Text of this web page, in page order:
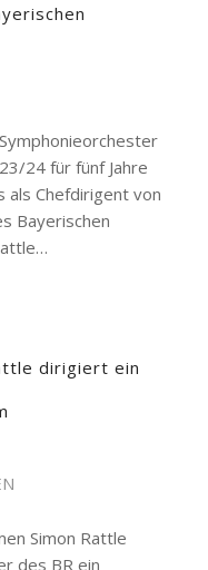
24 für fünf Jahre
als Chefdirigent von
Bayerischen
dirigiert ein
Simon Rattle
des BR ein